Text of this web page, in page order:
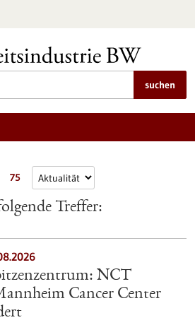
suchen
75
Treffer:
NCT
Cancer Center